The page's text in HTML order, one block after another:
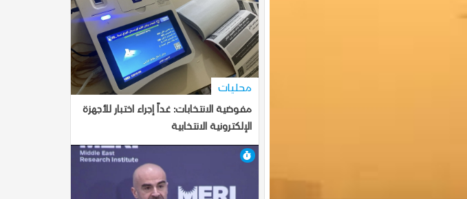
محليات
مفوضية الانتخابات: غداً إجراء اختبار للأجهزة
الإلكترونية الانتخابية